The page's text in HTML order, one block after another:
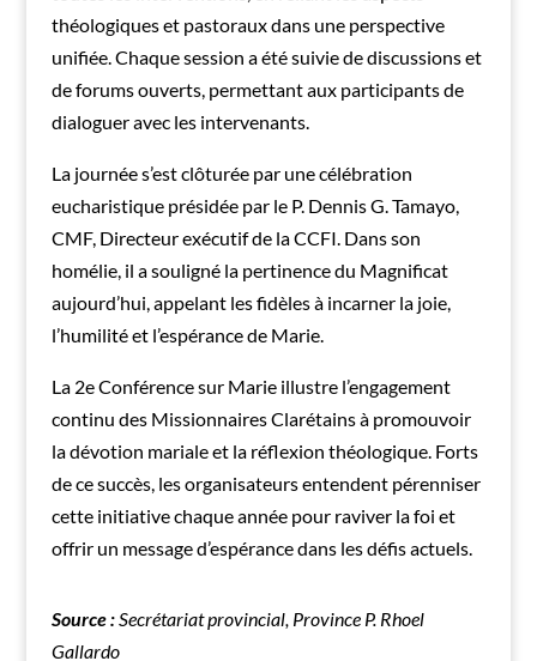
théologiques et pastoraux dans une perspective
unifiée. Chaque session a été suivie de discussions et
de forums ouverts, permettant aux participants de
dialoguer avec les intervenants.
La journée s’est clôturée par une célébration
eucharistique présidée par le P. Dennis G. Tamayo,
CMF, Directeur exécutif de la CCFI. Dans son
homélie, il a souligné la pertinence du Magnificat
aujourd’hui, appelant les fidèles à incarner la joie,
l’humilité et l’espérance de Marie.
La 2e Conférence sur Marie illustre l’engagement
continu des Missionnaires Clarétains à promouvoir
la dévotion mariale et la réflexion théologique. Forts
de ce succès, les organisateurs entendent pérenniser
cette initiative chaque année pour raviver la foi et
offrir un message d’espérance dans les défis actuels.
Source :Secrétariat provincial, Province P. Rhoel
Gallardo